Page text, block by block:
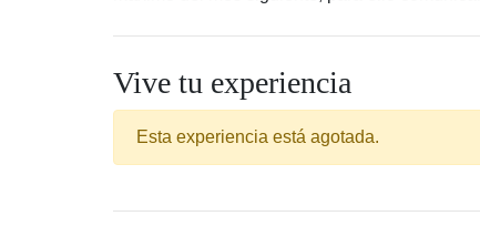
Vive tu experiencia
Esta experiencia está agotada.